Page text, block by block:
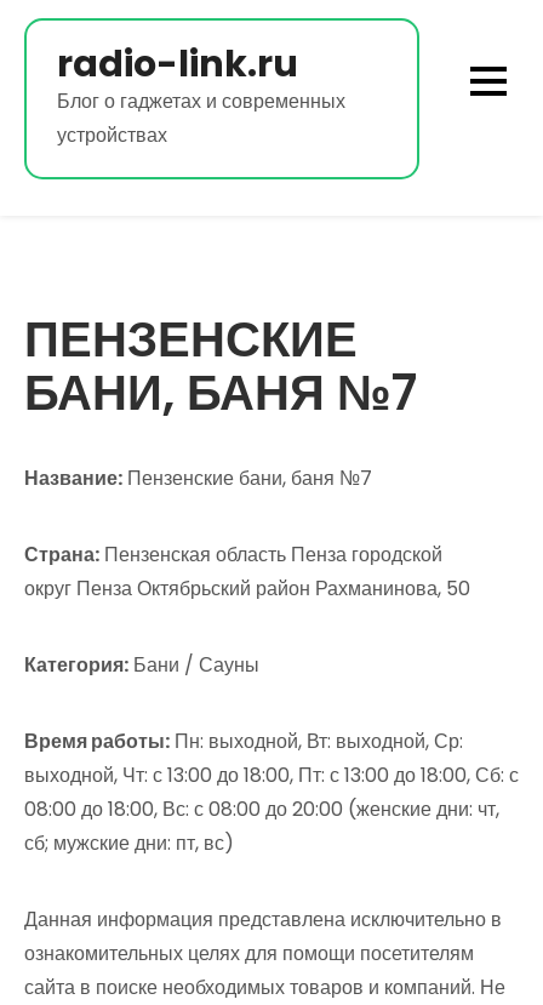
Перейти
содержимомуradio-link.ru
Блог о гаджетах и современных
устройствах
ПЕНЗЕНСКИЕ
БАНИ, БАНЯ №7
Название: Пензенские бани, баня №7
Страна: Пензенская область Пенза городской
округ Пенза Октябрьский район Рахманинова, 50
Категория: Бани / Сауны
Время работы: Пн: выходной, Вт: выходной, Ср:
выходной, Чт: с 13:00 до 18:00, Пт: с 13:00 до 18:00, Сб: с
08:00 до 18:00, Вс: с 08:00 до 20:00 (женские дни: чт,
сб; мужские дни: пт, вс)
Данная информация представлена исключительно в
ознакомительных целях для помощи посетителям
сайта в поиске необходимых товаров и компаний. Не